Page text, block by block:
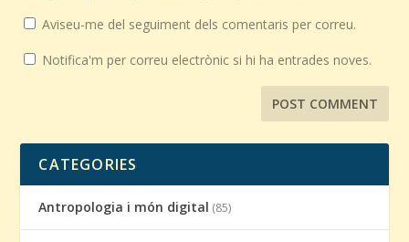
Aviseu-me del seguiment dels comentaris per correu.
Notifica'm per correu electrònic si hi ha entrades noves.
CATEGORIES
Antropologia i món digital (85)